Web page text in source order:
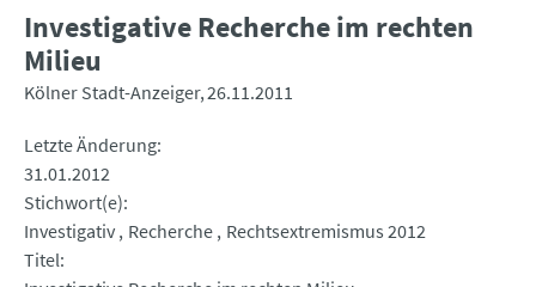
Investigative Recherche im rechten
Milieu
Kölner Stadt-Anzeiger 26.11.2011
Letzte Änderung
31.01.2012
Stichwort(e)
Investigativ Recherche Rechtsextremismus 2012
Titel